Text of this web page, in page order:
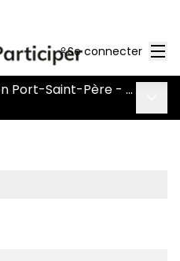
Se connecter
Concertation sur la section Port-Saint-Père - Le Pont Béranger de la route Nantes-Pornic